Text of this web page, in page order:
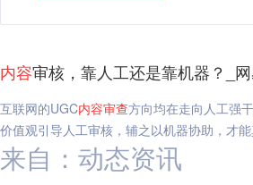
内容审核，靠人工还是靠机器？_
互联网的UGC内容审查方向均在走向人工强
价值观引导人工审核，辅之以机器协助，才
来自：动态资讯